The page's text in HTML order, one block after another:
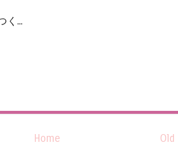
く...
Old
Home